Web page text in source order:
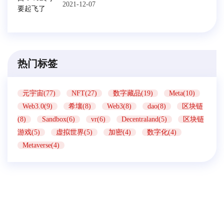
2021-12-07
热门标签
元宇宙(77) NFT(27) 数字藏品(19)
Meta(10)
Web3.0(9)
希壤(8) Web3(8) dao(8)
区块链
(8)
Sandbox(6) vr(6) Decentraland(5)
区块链
游戏(5)
虚拟世界(5) 加密(4)
数字化(4)
Metaverse(4)